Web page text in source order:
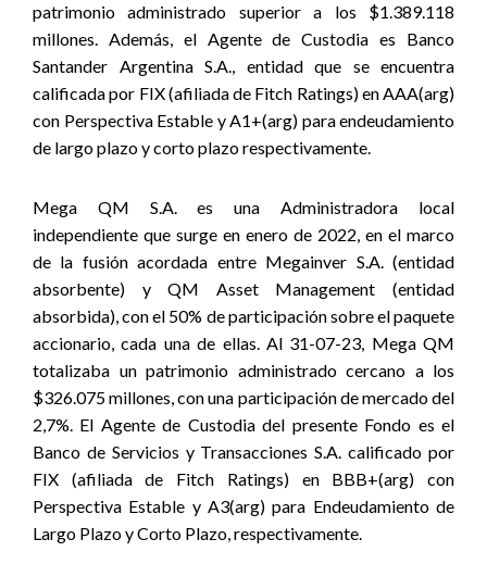
patrimonio administrado superior a los $1.389.118
millones. Además, el Agente de Custodia es Banco
Santander Argentina S.A., entidad que se encuentra
calificada por FIX (afiliada de Fitch Ratings) en AAA(arg)
con Perspectiva Estable y A1+(arg) para endeudamiento
de largo plazo y corto plazo respectivamente.
Mega QM S.A. es una Administradora local
independiente que surge en enero de 2022, en el marco
de la fusión acordada entre Megainver S.A. (entidad
absorbente) y QM Asset Management (entidad
absorbida), con el 50% de participación sobre el paquete
accionario, cada una de ellas. Al 31-07-23, Mega QM
totalizaba un patrimonio administrado cercano a los
$326.075 millones, con una participación de mercado del
2,7%. El Agente de Custodia del presente Fondo es el
Banco de Servicios y Transacciones S.A. calificado por
FIX (afiliada de Fitch Ratings) en BBB+(arg) con
Perspectiva Estable y A3(arg) para Endeudamiento de
Largo Plazo y Corto Plazo, respectivamente.